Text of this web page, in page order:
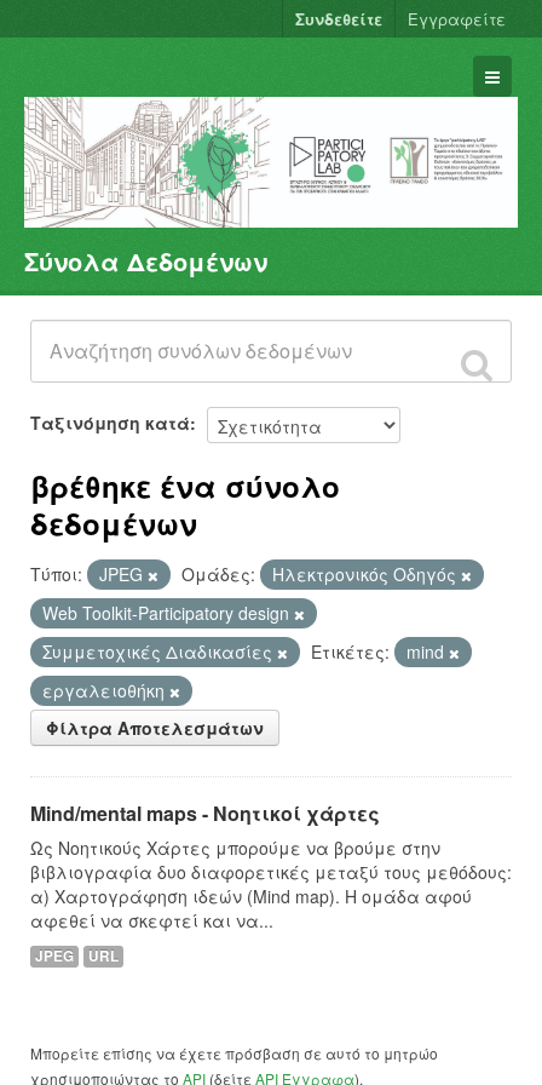
Συνδεθείτε Εγγραφείτε
Σύνολα Δεδομένων
Φορείς
Ομάδες
Σχετικά
Σύνολα Δεδομένων
Ταξινόμηση κατά
βρέθηκε ένα σύνολο
δεδομένων
Τύποι: JPEG Ομάδες:
Hλεκτρονικός Οδηγός
Web Toolkit-Participatory design
Συμμετοχικές Διαδικασίες
Ετικέτες:
mind
εργαλειοθήκη
Φίλτρα Αποτελεσμάτων
Mind/mental maps - Νοητικοί χάρτες
Ως Νοητικούς Χάρτες μπορούμε να βρούμε στην
βιβλιογραφία δυο διαφορετικές μεταξύ τους μεθόδους:
α) Χαρτογράφηση ιδεών (Mind map). Η ομάδα αφού
αφεθεί να σκεφτεί και να...
JPEG URL
Μπορείτε επίσης να έχετε πρόσβαση σε αυτό το μητρώο
χρησιμοποιώντας το API (δείτε API Έγγραφα).